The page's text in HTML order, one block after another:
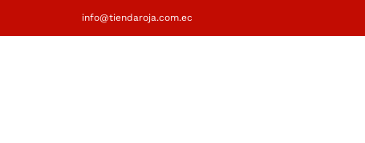
info@tiendaroja.com.ec